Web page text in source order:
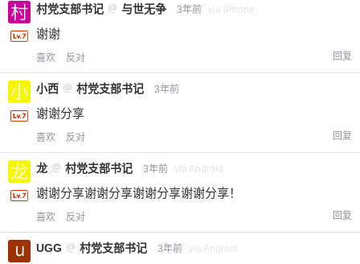
村党支部书记 @ 与世无争 3年前 via iPhone
谢谢
喜欢 反对 回复
小西 @ 村党支部书记 3年前
谢谢分享
喜欢 反对 回复
龙 @ 村党支部书记 3年前 via Android
谢谢分享谢谢分享谢谢分享谢谢分享！
喜欢 反对 回复
UGG @ 村党支部书记 3年前 via Android